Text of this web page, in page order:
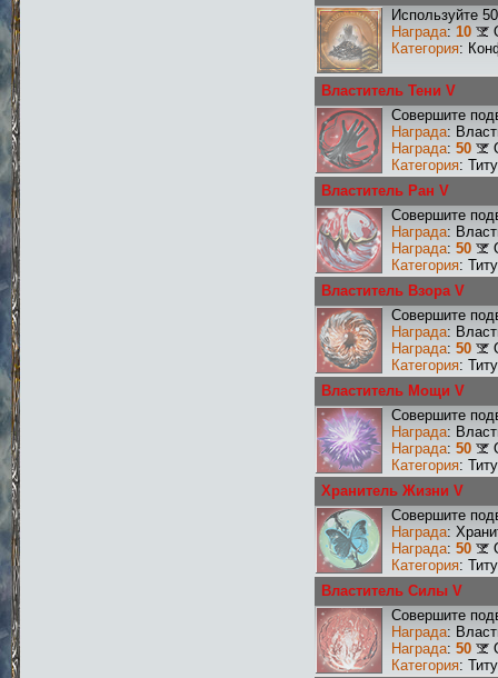
Используйте
Награда: 10
Категория:
Властитель Тени V
Совершите
Награда:
Награда: 50
Категория:
Властитель Ран V
Совершите
Награда:
Награда: 50
Категория:
Властитель Взора V
Совершите
Награда:
Награда: 50
Категория:
Властитель Мощи V
Совершите
Награда:
Награда: 50
Категория:
Хранитель Жизни V
Совершите
Награда:
Награда: 50
Категория:
Властитель Силы V
Совершите
Награда:
Награда: 50
Категория: